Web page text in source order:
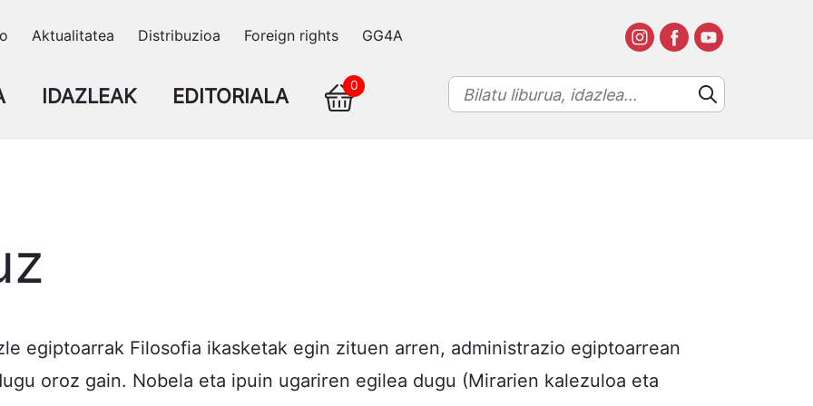
Aktualitatea Distribuzioa Foreign rights GG4A
IDAZLEAK EDITORIALA 0
egiptoarrak Filosofia ikasketak egin zituen arren, administrazio egiptoarrean
oroz gain. Nobela eta ipuin ugariren egilea dugu (Mirarien kalezuloa eta